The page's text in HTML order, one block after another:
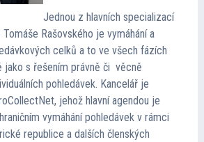
Jednou z hlavních specializací
Rašovského je vymáhání a
celků a to ve všech fázích
jako s řešením právně či věcně
pohledávek. Kancelář je
jehož hlavní agendou je
vymáhání pohledávek v rámci
republice a dalších členských